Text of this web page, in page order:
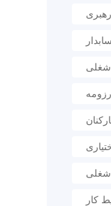
شغلی
رزومه
کار